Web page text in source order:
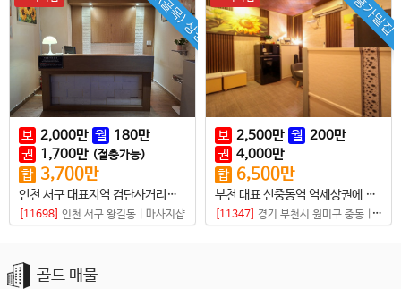
보 2,000만 월 180만
권 1,700만 (절충가능)
합 3,700만
인천 서구 대표지역 검단사거리역 기본샵매매
[11698] 인천 서구 왕길동 마사지샵
유흥가밀집
보 2,500만 월 200만
권 4,000만
합 6,500만
부천 대표 신중동역 역세상권에 먹자골목에 메인 위치
[11347] 경기 부천시 원미구 중동 마사
골드 매물